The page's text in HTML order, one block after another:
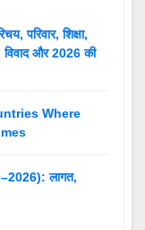
परिवार, शिक्षा,
विवाद और 2026 की
Where
लागत,